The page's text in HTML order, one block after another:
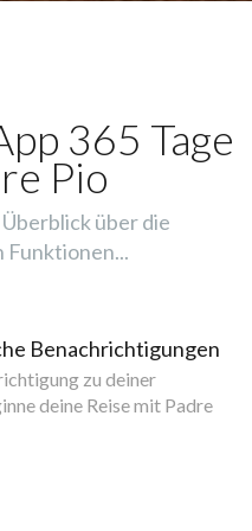
365 Tage
Pio
über die
Benachrichtigungen
zu deiner
deine Reise mit Padre